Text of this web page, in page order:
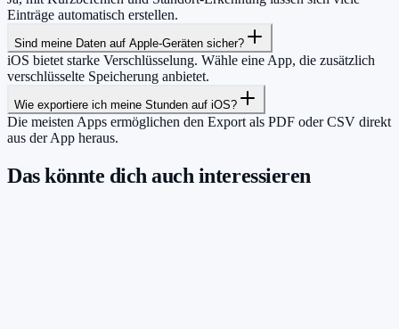
Einträge automatisch erstellen.
Sind meine Daten auf Apple-Geräten sicher?
iOS bietet starke Verschlüsselung. Wähle eine App, die zusätzlich
verschlüsselte Speicherung anbietet.
Wie exportiere ich meine Stunden auf iOS?
Die meisten Apps ermöglichen den Export als PDF oder CSV direkt
aus der App heraus.
Das könnte dich auch interessieren